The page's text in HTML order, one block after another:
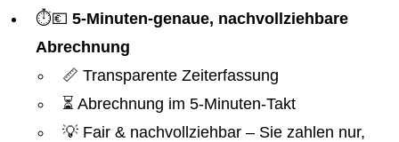
⏱️💶 5-Minuten-genaue, nachvollziehbare
Abrechnung
📏 Transparente Zeiterfassung
⏳ Abrechnung im 5-Minuten-Takt
💡 Fair & nachvollziehbar – Sie zahlen nur,